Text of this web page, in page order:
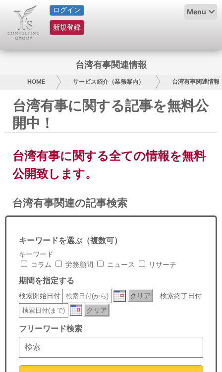
ログイン
新規登録
Menu
HOME
サービス紹介
グループ概要
採用情報
お問い合わせ
日本人にPR
コンサルティング
リサーチ
ＩＴ
飲食店情報
台湾有事関連情報
HOME サービス紹介（業務案内） 台湾有事関連情報
台湾有事に関する記事を無料公
開中！
台湾有事に関する全ての情報を無料
公開致します。
台湾有事関連の記事検索
キーワードを選ぶ（複数可）
キーワード
コラム
労務顧問 ニュース リサーチ
期間を指定する
検索開始日付 クリア
検索終了日付
クリア
フリーワード検索